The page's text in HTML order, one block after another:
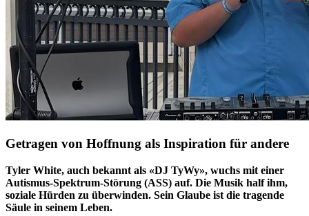
Getragen von Hoffnung als Inspiration für andere
Tyler White, auch bekannt als «DJ TyWy», wuchs mit einer
Autismus-Spektrum-Störung (ASS) auf. Die Musik half ihm,
soziale Hürden zu überwinden. Sein Glaube ist die tragende
Säule in seinem Leben.